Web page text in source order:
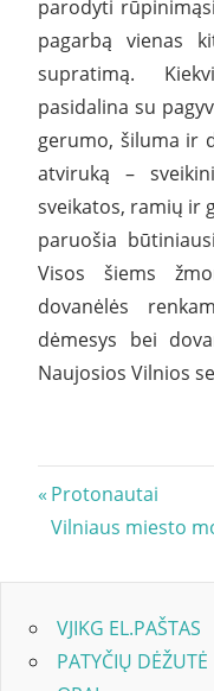
parodyti
pagarbą vienas
supratimą.
pasidalina su
gerumo, šiluma ir
atviruką –
sveikatos, ramių ir
paruošia
Visos šiems
dovanėlės
dėmesys bei
Naujosios Vilnios
Navigacija
tarp
įrašų
Previous
Post:
Protonautai
Next
Vilniaus miesto
VJIKG EL.PAŠTAS
PATYČIŲ DĖŽUTĖ